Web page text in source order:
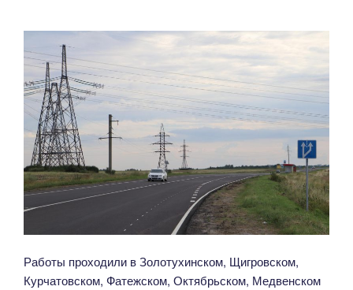
Работы проходили в Золотухинском, Щигровском,
Курчатовском, Фатежском, Октябрьском, Медвенском